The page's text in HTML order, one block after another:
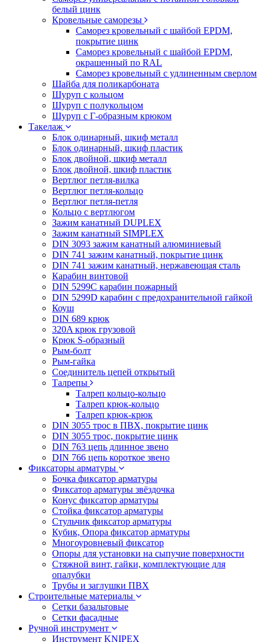
белый цинк
Кровельные саморезы
Саморез кровельный с шайбой EPDM,
покрытие цинк
Саморез кровельный с шайбой EPDM,
окрашенный по RAL
Саморез кровельный с удлиненным сверлом
Шайба для поликарбоната
Шуруп с кольцом
Шуруп с полукольцом
Шуруп с Г-образным крюком
Такелаж
Блок одинарный, шкиф металл
Блок одинарный, шкиф пластик
Блок двойной, шкиф металл
Блок двойной, шкиф пластик
Вертлюг петля-вилка
Вертлюг петля-кольцо
Вертлюг петля-петля
Кольцо с вертлюгом
Зажим канатный DUPLEX
Зажим канатный SIMPLEX
DIN 3093 зажим канатный алюминиевый
DIN 741 зажим канатный, покрытие цинк
DIN 741 зажим канатный, нержавеющая сталь
Карабин винтовой
DIN 5299C карабин пожарный
DIN 5299D карабин с предохранительной гайкой
Коуш
DIN 689 крюк
320A крюк грузовой
Крюк S-образный
Рым-болт
Рым-гайка
Соединитель цепей открытый
Талрепы
Талреп кольцо-кольцо
Талреп крюк-кольцо
Талреп крюк-крюк
DIN 3055 трос в ПВХ, покрытие цинк
DIN 3055 трос, покрытие цинк
DIN 763 цепь длинное звено
DIN 766 цепь короткое звено
Фиксаторы арматуры
Бочка фиксатор арматуры
Фиксатор арматуры звёздочка
Конус фиксатор арматуры
Стойка фиксатор арматуры
Стульчик фиксатор арматуры
Кубик, Опора фиксатор арматуры
Многоуровневый фиксатор
Опоры для установки на сыпучие поверхности
Стяжной винт, гайки, комплектующие для
опалубки
Трубы и заглушки ПВХ
Строительные материалы
Сетки базальтовые
Сетки фасадные
Ручной инструмент
Инструмент KNIPEX